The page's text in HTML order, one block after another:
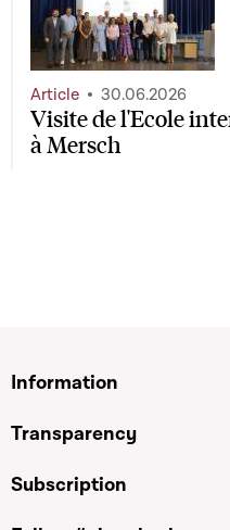
Visite de l'Ecole
à Mersch
Article 30.06.2026
Information
Transparency
Subscription